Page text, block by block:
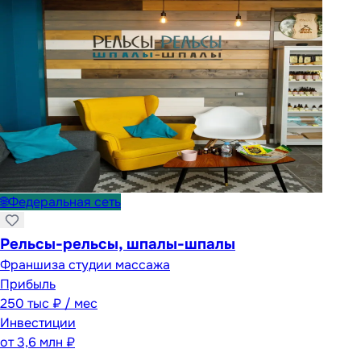
🌐Федеральная сеть
Рельсы-рельсы, шпалы-шпалы
Франшиза студии массажа
Прибыль
250 тыс ₽ / мес
Инвестиции
от3,6 млн ₽